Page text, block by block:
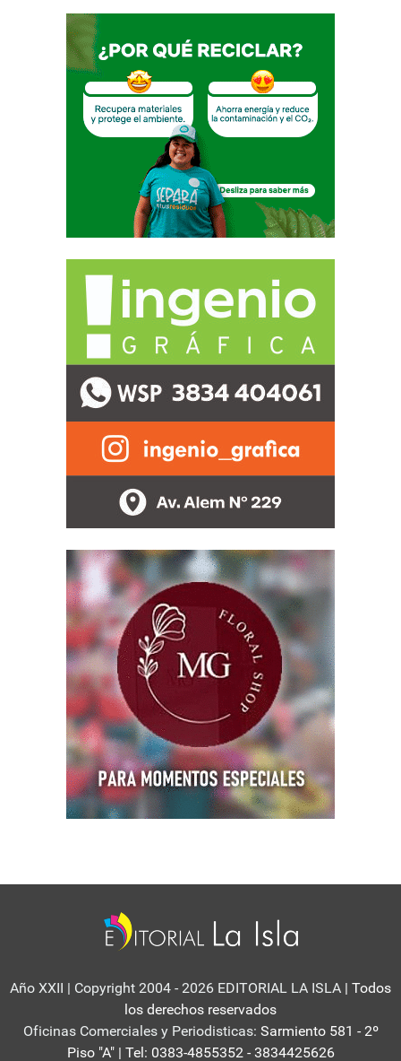
Año XXII | Copyright 2004 - 2026 EDITORIAL LA ISLA | Todos
los derechos reservados
Oficinas Comerciales y Periodisticas: Sarmiento 581 - 2º
Piso "A" | Tel: 0383-4855352 - 3834425626